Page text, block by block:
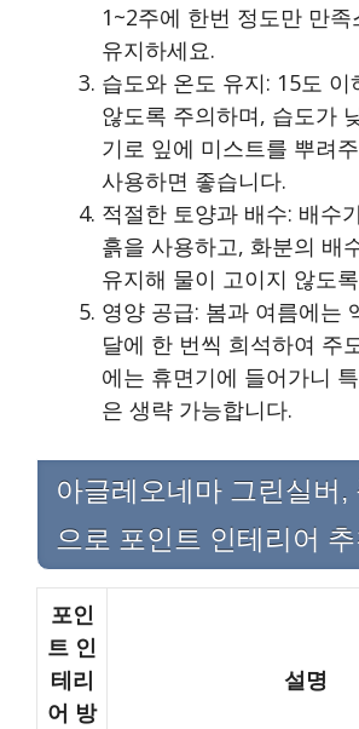
1~2주에 한번 정도만 만
유지하세요.
습도와 온도 유지: 15도 이
않도록 주의하며, 습도가
기로 잎에 미스트를 뿌려
사용하면 좋습니다.
적절한 토양과 배수: 배수
흙을 사용하고, 화분의 배
유지해 물이 고이지 않도
영양 공급: 봄과 여름에는
달에 한 번씩 희석하여 주
에는 휴면기에 들어가니
은 생략 가능합니다.
아글레오네마 그린실버,
으로 포인트 인테리어
포인
트 인
테리
어 방
설명